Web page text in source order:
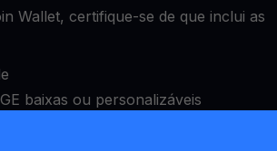
Wallet, certifique-se de que inclui as
baixas ou personalizáveis
(2FA)